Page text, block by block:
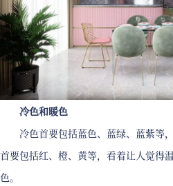
冷色和暖色
冷色首要包括蓝色、蓝绿、蓝紫等
首要包括红、橙、黄等，看着让人觉得
色。